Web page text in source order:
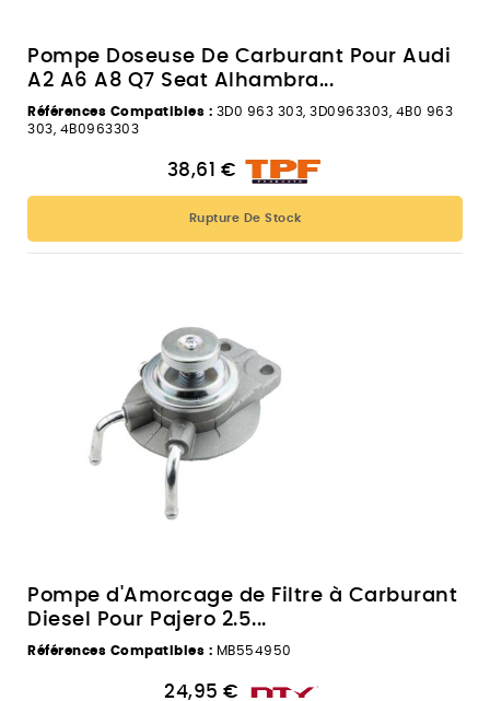
Pompe Doseuse De Carburant Pour Audi
A2 A6 A8 Q7 Seat Alhambra...
Références Compatibles : 3D0 963 303, 3D0963303, 4B0 963
303, 4B0963303
38,61 €
Rupture De Stock
Pompe d'Amorcage de Filtre à Carburant
Diesel Pour Pajero 2.5...
Références Compatibles : MB554950
24,95 €